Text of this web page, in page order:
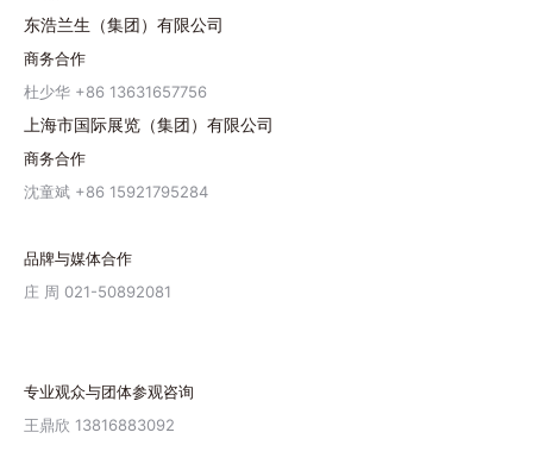
东浩兰生（集团）有限公司
商务合作
杜少华 +86 13631657756
上海市国际展览（集团）有限公司
商务合作
沈童斌 +86 15921795284
品牌与媒体合作
庄 周 021-50892081
专业观众与团体参观咨询
王鼎欣 13816883092